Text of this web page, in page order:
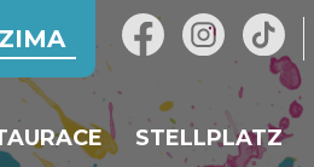
ZIMA
STELLPLATZ